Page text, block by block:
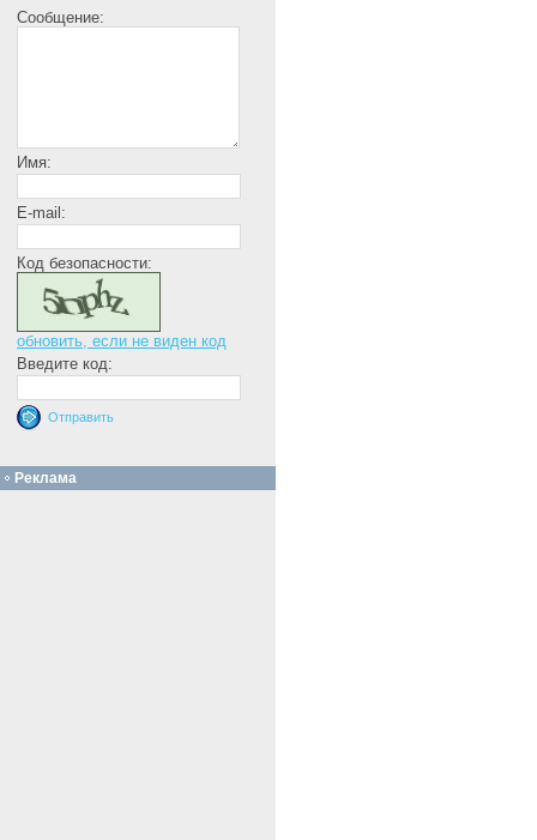
Сообщение:
Имя:
E-mail:
Код безопасности:
обновить, если не виден код
Введите код:
Реклама